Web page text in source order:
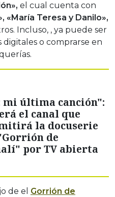
el cual cuenta con
«María Teresa y Danilo»,
Incluso, , ya puede ser
o comprarse en
mi última canción":
el canal que
la docuserie
de
por TV abierta
de el Gorrión de